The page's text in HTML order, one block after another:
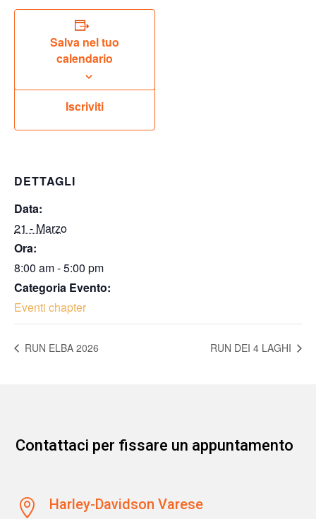
Salva nel tuo
calendario
Iscriviti
DETTAGLI
Data:
21 - Marzo
Ora:
8:00 am - 5:00 pm
Categoria Evento:
Eventi chapter
RUN ELBA 2026 RUN DEI 4 LAGHI
Contattaci per fissare un appuntamento
 Harley-Davidson Varese